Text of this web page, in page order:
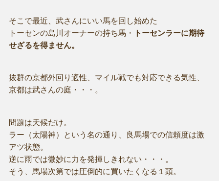
そこで最近、武さんにいい馬を回し始めた
トーセンの島川オーナーの持ち馬・
トーセンラーに期待
せざるを得ません。
抜群の京都外回り適性、マイル戦でも対応できる気性、
京都は武さんの庭・・・。
問題は天候だけ。
ラー（太陽神）という名の通り、良馬場での信頼度は激
アツ状態。
逆に雨では微妙に力を発揮しきれない・・・。
そう、馬場次第では圧倒的に買いたくなる１頭。